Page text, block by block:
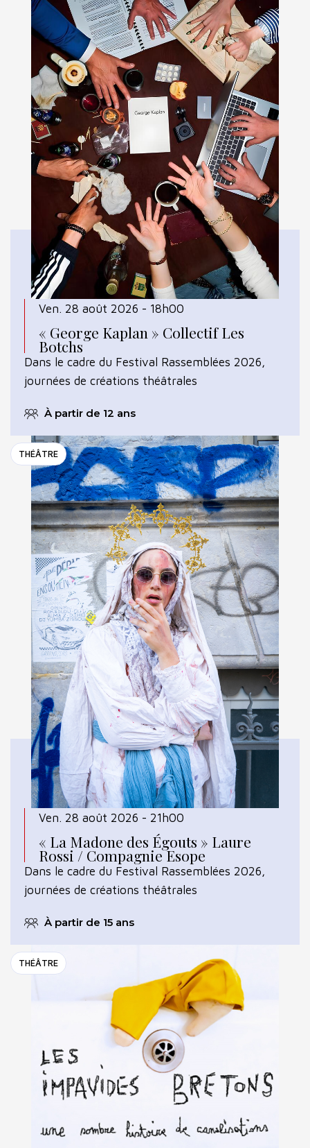
« George Kaplan » Collectif Les
Botchs
Ven. 28 août 2026 - 18h00
Dans le cadre du Festival Rassemblées 2026,
journées de créations théâtrales
À partir de 12 ans
« La Madone des Égouts » Laure
Rossi / Compagnie Esope
Ven. 28 août 2026 - 21h00
Dans le cadre du Festival Rassemblées 2026,
journées de créations théâtrales
À partir de 15 ans
THÉÂTRE
THÉÂTRE